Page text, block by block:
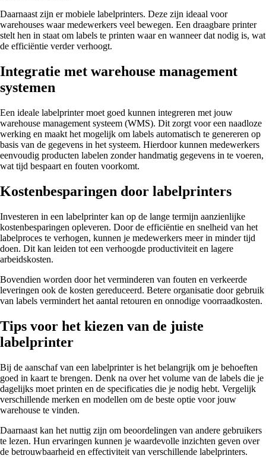
Daarnaast zijn er mobiele labelprinters. Deze zijn ideaal voor
warehouses waar medewerkers veel bewegen. Een draagbare printer
stelt hen in staat om labels te printen waar en wanneer dat nodig is, wat
de efficiëntie verder verhoogt.
Integratie met warehouse management
systemen
Een ideale labelprinter moet goed kunnen integreren met jouw
warehouse management systeem (WMS). Dit zorgt voor een naadloze
werking en maakt het mogelijk om labels automatisch te genereren op
basis van de gegevens in het systeem. Hierdoor kunnen medewerkers
eenvoudig producten labelen zonder handmatig gegevens in te voeren,
wat tijd bespaart en fouten voorkomt.
Kostenbesparingen door labelprinters
Investeren in een labelprinter kan op de lange termijn aanzienlijke
kostenbesparingen opleveren. Door de efficiëntie en snelheid van het
labelproces te verhogen, kunnen je medewerkers meer in minder tijd
doen. Dit kan leiden tot een verhoogde productiviteit en lagere
arbeidskosten.
Bovendien worden door het verminderen van fouten en verkeerde
leveringen ook de kosten gereduceerd. Betere organisatie door gebruik
van labels vermindert het aantal retouren en onnodige voorraadkosten.
Tips voor het kiezen van de juiste
labelprinter
Bij de aanschaf van een labelprinter is het belangrijk om je behoeften
goed in kaart te brengen. Denk na over het volume van de labels die je
dagelijks moet printen en de specificaties die je nodig hebt. Vergelijk
verschillende merken en modellen om de beste optie voor jouw
warehouse te vinden.
Daarnaast kan het nuttig zijn om beoordelingen van andere gebruikers
te lezen. Hun ervaringen kunnen je waardevolle inzichten geven over
de betrouwbaarheid en effectiviteit van verschillende labelprinters.